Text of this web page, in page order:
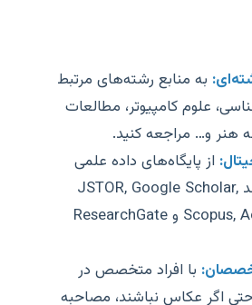
به منابع رشته‌های مرتبط
علوم کامپیوتر، مطالعات
هنر و… مراجعه کنید.
از پایگاه‌های داده علمی
بین‌المللی مانند JSTOR, Google Scholar,
Scopus, Academia.edu و ResearchGate
با افراد متخصص در
اگر عکاس نباشند، مصاحبه